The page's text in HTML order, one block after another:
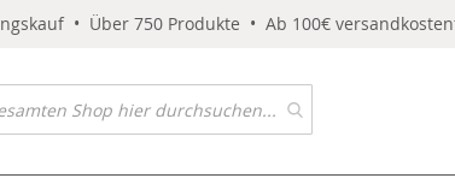
• Über 750 Produkte • Ab 100€